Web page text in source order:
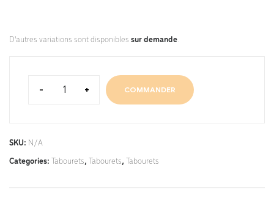
D'autres variations sont disponibles sur demande.
- + COMMANDER
SKU: N/A
Categories: Tabourets, Tabourets, Tabourets